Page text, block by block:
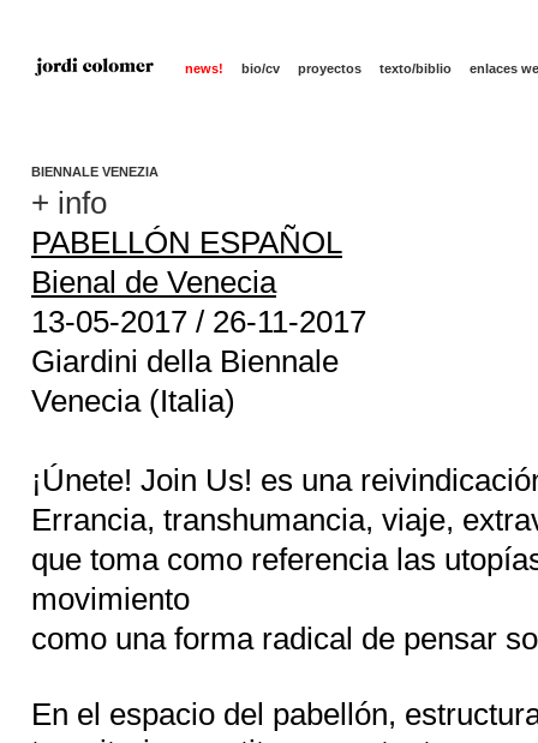
news! bio/cv proyectos texto/biblio enlaces
BIENNALE VENEZIA
+ info
PABELLÓN ESPAÑOL
Bienal de Venecia
13-05-2017 / 26-11-2017
Giardini della Biennale
Venecia (Italia)
¡Únete! Join Us! es una
Errancia, transhumancia, viaje,
que toma como referencia las
movimiento
como una forma radical de pensar
En el espacio del pabellón,